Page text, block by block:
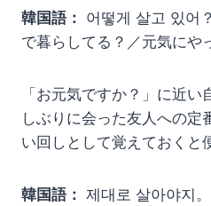
韓国語： 어떻게 살고 있어？
で暮らしてる？／元気にや
「お元気ですか？」に近
しぶりに会った友人への定
い回しとして覚えておくと
韓国語： 제대로 살아야지。